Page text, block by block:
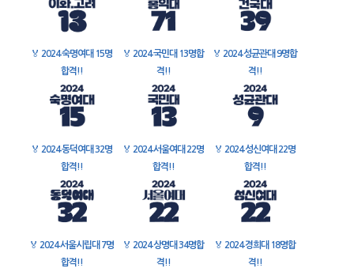
🏅 2024 숙명여대 15명
합격!!
🏅 2024 국민대 13명합
격!!
🏅 2024 성균관대 9명합
격!!
🏅 2024 동덕여대 32명
합격!!
🏅 2024 서울여대 22명
합격!!
🏅 2024 성신여대 22명
합격!!
🏅 2024 서울시립대 7명
합격!!
🏅 2024 상명대 34명합
격!!
🏅 2024 경희대 18명합
격!!